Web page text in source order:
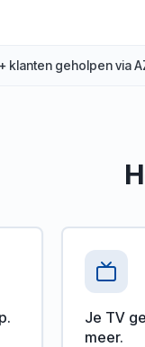
klanten geholpen via
Je TV
meer.